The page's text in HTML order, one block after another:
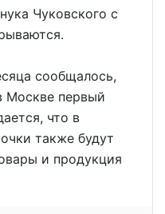
Чуковского с
сообщалось,
Москве первый
что в
также будут
и продукция